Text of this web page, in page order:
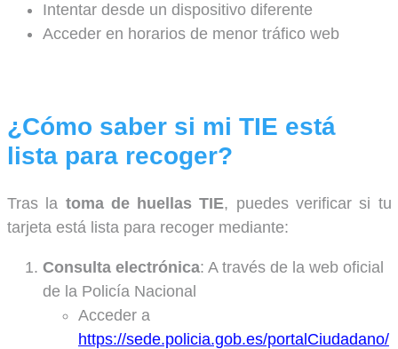
Intentar desde un dispositivo diferente
Acceder en horarios de menor tráfico web
¿Cómo saber si mi TIE está
lista para recoger?
Tras la toma de huellas TIE, puedes verificar si tu
tarjeta está lista para recoger mediante:
Consulta electrónica: A través de la web oficial
de la Policía Nacional
Acceder a
https://sede.policia.gob.es/portalCiudadano/